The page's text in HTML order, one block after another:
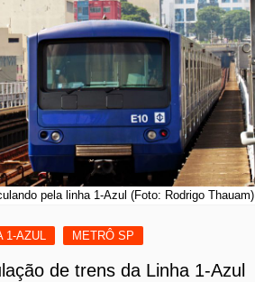
pela linha 1-Azul (Foto: Rodrigo Thauam)
1-AZUL METRÔ SP
de trens da Linha 1-Azul